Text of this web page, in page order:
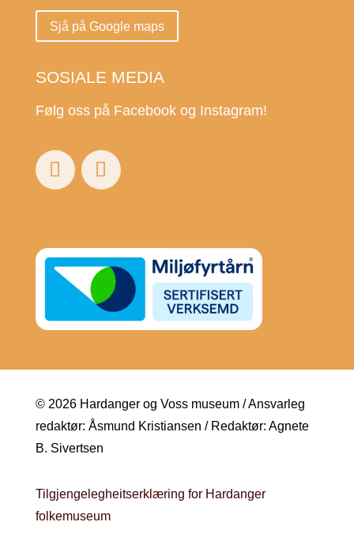
Sjå på Google maps
SOSIALE MEDIA
Følg oss på Facebook og Instagram!
© 2026 Hardanger og Voss museum / Ansvarleg
redaktør: Åsmund Kristiansen / Redaktør: Agnete
B. Sivertsen
Tilgjengelegheitserklæring for Hardanger
folkemuseum